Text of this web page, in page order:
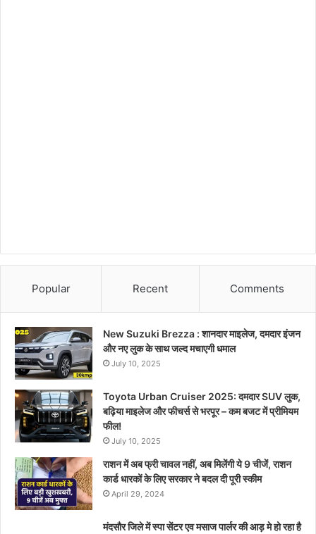
Popular Recent Comments
New Suzuki Brezza : शानदार माइलेज, दमदार इंजन
और नए लुक के साथ जल्द मचाएगी धमाल
July 10, 2025
Toyota Urban Cruiser 2025: दमदार SUV लुक,
बढ़िया माइलेज और फीचर्स से भरपूर – कम बजट में प्रीमियम
फील!
July 10, 2025
राशन में अब फ्री चावल नहीं, अब मिलेंगी ये 9 चीजें, राशन
कार्ड धारकों के लिए सरकार ने बदल दी पूरी स्कीम
April 29, 2024
मंदसौर जिले में स्पा सेंटर एव मसाज पार्लर की आड़ मे हो रहा है